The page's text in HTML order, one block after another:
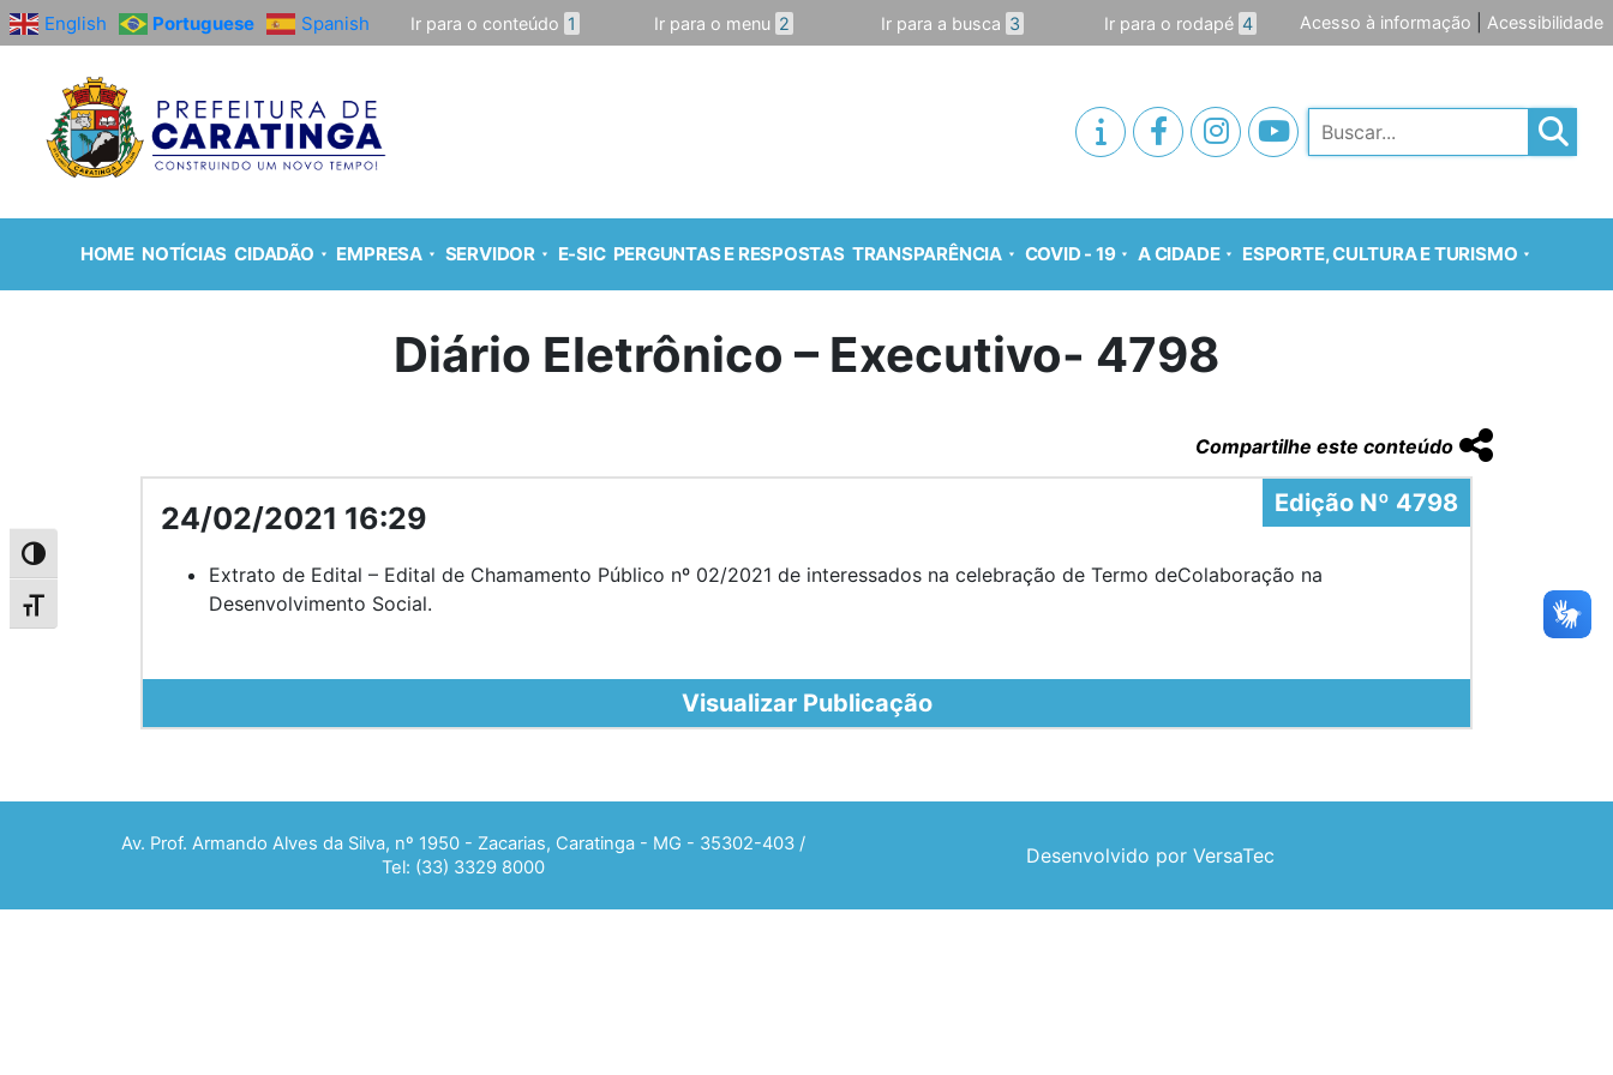
Alternar alto contraste
Alternar tamanho da fonte
English Portuguese Spanish Ir para o conteúdo 1 Ir para o menu 2 Ir para a busca 3 Ir para o rodapé 4 Acesso à informação Acessibilidade
Pesquisar
HOME NOTÍCIAS CIDADÃO EMPRESA SERVIDOR E-SIC PERGUNTAS E RESPOSTAS TRANSPARÊNCIA COVID - 19 A CIDADE ESPORTE, CULTURA E TURISMO
Diário Eletrônico – Executivo- 4798
Compartilhe este conteúdo
Edição Nº 4798
24/02/2021 16:29
Extrato de Edital – Edital de Chamamento Público nº 02/2021 de interessados na celebração de Termo deColaboração na
Desenvolvimento Social.
Visualizar Publicação
Av. Prof. Armando Alves da Silva, nº 1950 - Zacarias, Caratinga - MG - 35302-403 /
Tel: (33) 3329 8000
Desenvolvido por VersaTec